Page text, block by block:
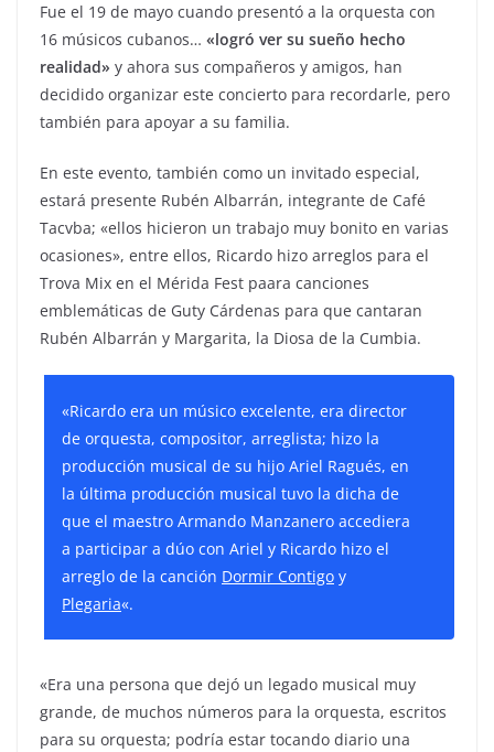
Fue el 19 de mayo cuando presentó a la orquesta con
16 músicos cubanos… «logró ver su sueño hecho
realidad» y ahora sus compañeros y amigos, han
decidido organizar este concierto para recordarle, pero
también para apoyar a su familia.
En este evento, también como un invitado especial,
estará presente Rubén Albarrán, integrante de Café
Tacvba; «ellos hicieron un trabajo muy bonito en varias
ocasiones», entre ellos, Ricardo hizo arreglos para el
Trova Mix en el Mérida Fest paara canciones
emblemáticas de Guty Cárdenas para que cantaran
Rubén Albarrán y Margarita, la Diosa de la Cumbia.
«Ricardo era un músico excelente, era director
de orquesta, compositor, arreglista; hizo la
producción musical de su hijo Ariel Ragués, en
la última producción musical tuvo la dicha de
que el maestro Armando Manzanero accediera
a participar a dúo con Ariel y Ricardo hizo el
arreglo de la canción Dormir Contigo y
Plegaria«.
«Era una persona que dejó un legado musical muy
grande, de muchos números para la orquesta, escritos
para su orquesta; podría estar tocando diario una